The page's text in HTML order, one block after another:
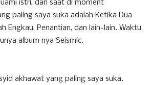
istri, dan saat di moment
paling saya suka adalah Ketika Dua
Engkau, Penantian, dan lain-lain. Waktu
album nya Seismic.
akhawat yang paling saya suka.